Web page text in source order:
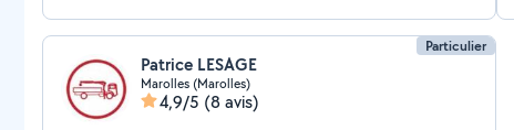
Particulier
Patrice LESAGE
Marolles (Marolles)
4,9/5 (8 avis)